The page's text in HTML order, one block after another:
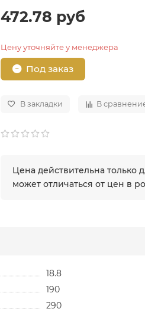
472.78 руб
Цену уточняйте у менеджера
Под заказ
В закладки В
Цена действительна только
может отличаться от цен в
18.8
190
290